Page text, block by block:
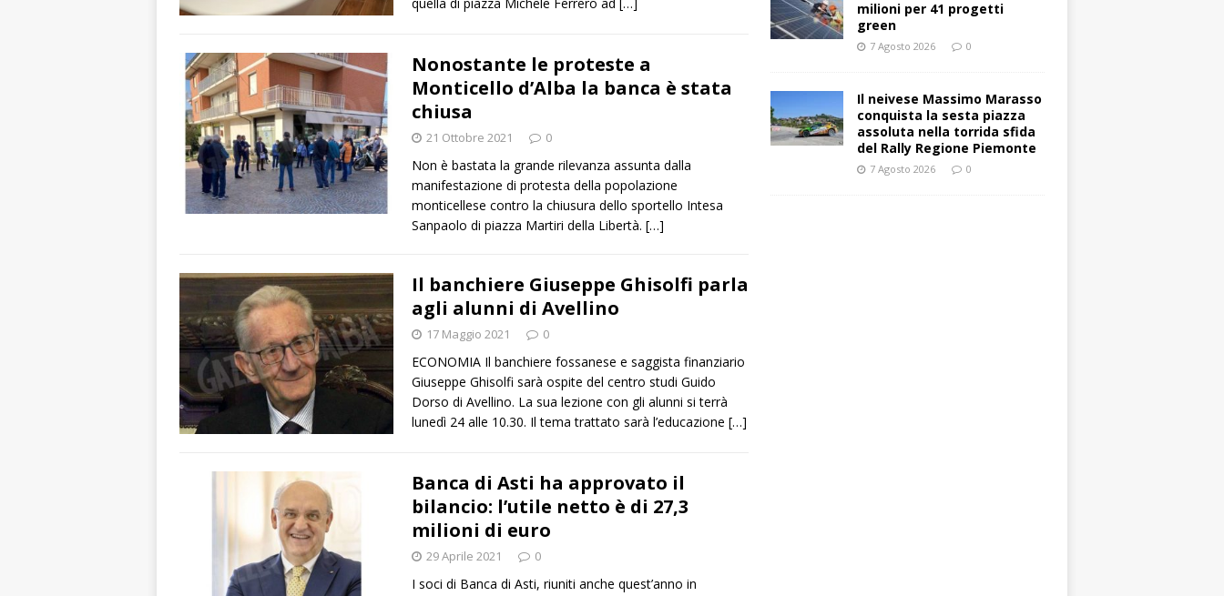
quella di piazza Michele Ferrero ad […]
Nonostante le proteste a
Monticello d’Alba la banca è stata
chiusa
21 Ottobre 2021 0
Non è bastata la grande rilevanza assunta dalla
manifestazione di protesta della popolazione
monticellese contro la chiusura dello sportello Intesa
Sanpaolo di piazza Martiri della Libertà. […]
Il banchiere Giuseppe Ghisolfi parla
agli alunni di Avellino
17 Maggio 2021 0
ECONOMIA Il banchiere fossanese e saggista finanziario
Giuseppe Ghisolfi sarà ospite del centro studi Guido
Dorso di Avellino. La sua lezione con gli alunni si terrà
lunedì 24 alle 10.30. Il tema trattato sarà l’educazione […]
Banca di Asti ha approvato il
bilancio: l’utile netto è di 27,3
milioni di euro
29 Aprile 2021 0
I soci di Banca di Asti, riuniti anche quest’anno in
milioni per 41 progetti
green
7 Agosto 2026 0
Il neivese Massimo Marasso
conquista la sesta piazza
assoluta nella torrida sfida
del Rally Regione Piemonte
7 Agosto 2026 0